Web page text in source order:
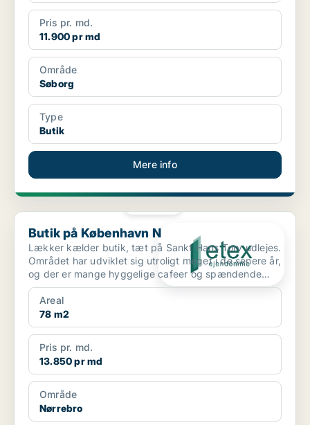
Pris pr. md.
11.900 pr md
Område
Søborg
Type
Butik
Mere info
Butik på København N
Butik på København N
Lækker kælder butik, tæt på Sankt Hans Torv udlejes.
Området har udviklet sig utroligt meget i de senere år,
og der er mange hyggelige cafeer og spændende
bu...
Areal
78 m2
Pris pr. md.
13.850 pr md
Område
Nørrebro